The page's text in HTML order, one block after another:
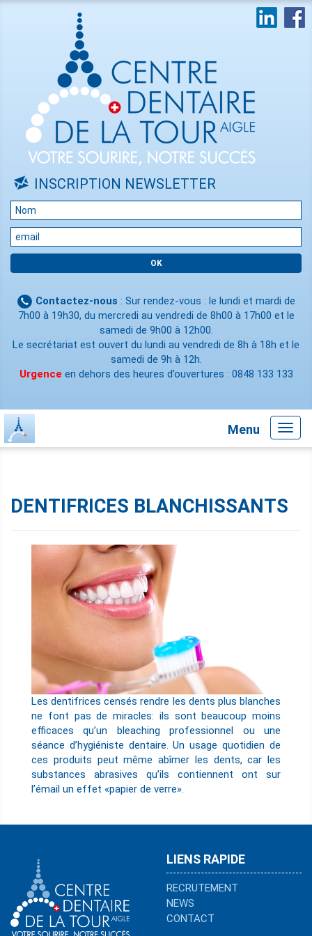
INSCRIPTION NEWSLETTER
Contactez-nous : Sur rendez-vous : le lundi et mardi de
7h00 à 19h30, du mercredi au vendredi de 8h00 à 17h00 et le
samedi de 9h00 à 12h00.
Le secrétariat est ouvert du lundi au vendredi de 8h à 18h et le
samedi de 9h à 12h.
Urgence en dehors des heures d’ouvertures : 0848 133 133
Menu
DENTIFRICES BLANCHISSANTS
Les dentifrices censés rendre les dents plus blanches
ne font pas de miracles: ils sont beaucoup moins
efficaces qu’un bleaching professionnel ou une
séance d’hygiéniste dentaire. Un usage quotidien de
ces produits peut même abîmer les dents, car les
substances abrasives qu’ils contiennent ont sur
l’émail un effet «papier de verre».
LIENS RAPIDE
RECRUTEMENT
NEWS
CONTACT